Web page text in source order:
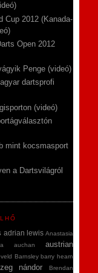
Cup 2012 (Kanada-
Open 2012
Penge (videó)
dartsprofi
(videó)
mint kocsmasport
a Dartsvilágról
adrian lewis Anastasia
auchan
austrian
Barnsley barry hearn
nándor
Brendan